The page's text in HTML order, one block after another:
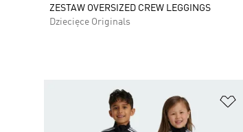
ZESTAW OVERSIZED CREW LEGGINGS
Dziecięce Originals